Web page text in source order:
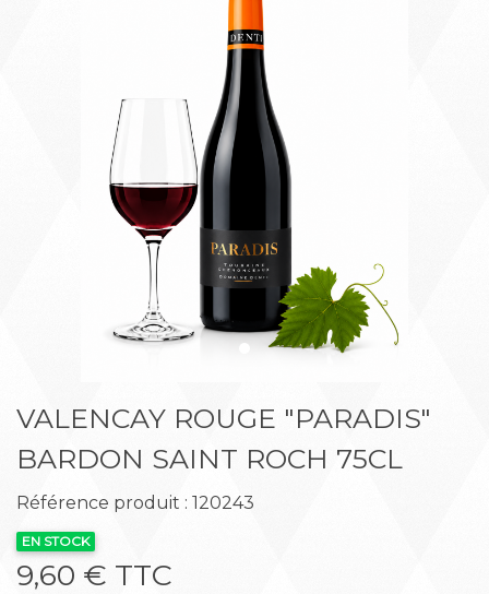
Précédent
VALENCAY ROUGE "PARADIS"
BARDON SAINT ROCH 75CL
Référence produit : 120243
EN STOCK
9,60 € TTC